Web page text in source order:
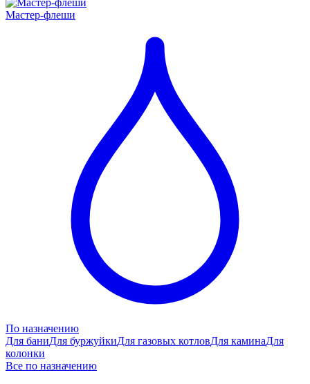
Мастер-флеши
По назначению
Для баниДля буржуйкиДля газовых котловДля каминаДля
колонки
Все по назначению